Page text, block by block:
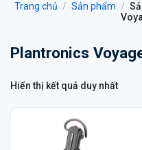
Trang chủ / Sản phẩm /
Plantronics
Hiển thị kết quả duy nhất